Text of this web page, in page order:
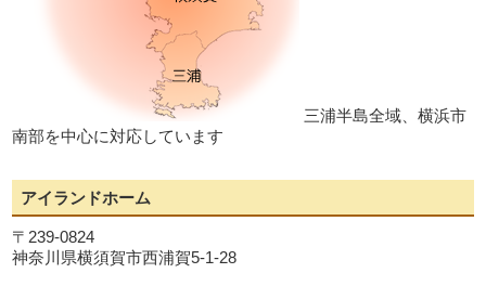
三浦半島全域、横浜市
南部を中心に対応しています
アイランドホーム
〒239-0824
神奈川県横須賀市西浦賀5-1-28